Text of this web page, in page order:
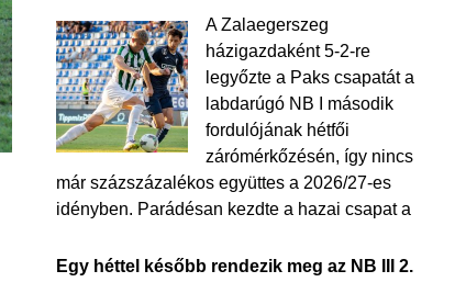
A Zalaegerszeg
házigazdaként 5-2-re
legyőzte a Paks csapatát a
labdarúgó NB I második
fordulójának hétfői
zárómérkőzésén, így nincs
már százszázalékos együttes a 2026/27-es
idényben. Parádésan kezdte a hazai csapat a
Egy héttel később rendezik meg az NB III 2.